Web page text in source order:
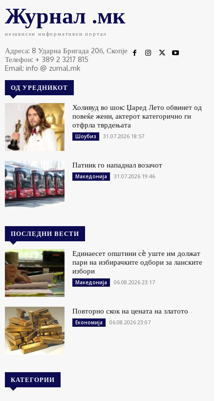
Журнал .мк
независен информативен портал
Адреса: 8 Ударна Бригада 20б, Скопје
Телефон: + 389 2 3217 815
Email: info @ zurnal.mk
ОД УРЕДНИКОТ
Холивуд во шок: Џаред Лето обвинет од
повеќе жени, актерот категорично ги
отфрла тврдењата
Шоубиз 31.07.2026 18:57
Патник го нападнал возачот
Македонија 31.07.2026 19:46
ПОСЛЕДНИ ВЕСТИ
Единаесет општини сè уште им должат
пари на избирачките одбори за ланските
избори
Македонија 06.08.2026 23:17
Повторно скок на цената на златото
Економија 06.08.2026 23:07
КАТЕГОРИИ